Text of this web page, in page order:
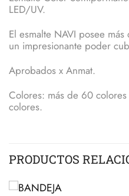
LED/UV.
El esmalte NAVI posee
un impresionante poder
Aprobados x Anmat.
Colores: más de 60
colores.
PRODUCTOS